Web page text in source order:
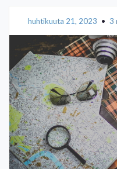
huhtikuuta 21, 2023 • 3